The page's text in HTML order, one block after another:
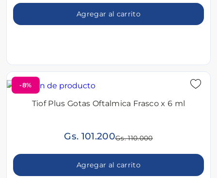
Agregar al carrito
-8%
Tiof Plus Gotas Oftalmica Frasco x 6 ml
Gs. 101.200Gs. 110.000
Agregar al carrito